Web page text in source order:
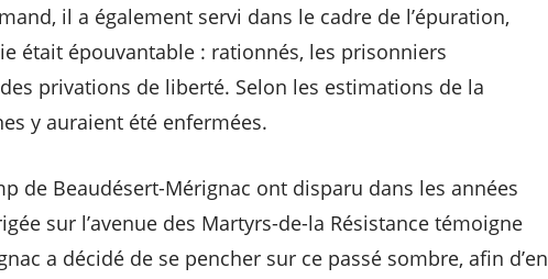
il a également servi dans le cadre de l’épuration,
était épouvantable : rationnés, les prisonniers
privations de liberté. Selon les estimations de la
y auraient été enfermées.
de Beaudésert-Mérignac ont disparu dans les années
sur l’avenue des Martyrs-de-la Résistance témoigne
a décidé de se pencher sur ce passé sombre, afin d’en